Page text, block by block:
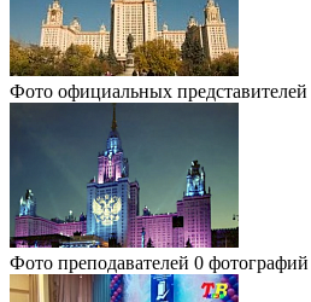
Фото официальных представителей
Фото преподавателей 0 фотографий